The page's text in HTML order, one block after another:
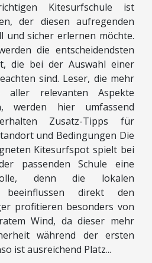
Kitesurfschule ist
der diesen aufregenden
und sicher erlernen möchte.
die entscheidendsten
die bei der Auswahl einer
sind. Leser, die mehr
relevanten Aspekte
werden hier umfassend
Zusatz-Tipps für
und Bedingungen Die
Kitesurfspot spielt bei
passenden Schule eine
denn die lokalen
beeinflussen direkt den
profitieren besonders von
Wind, da dieser mehr
während der ersten
ist ausreichend Platz...